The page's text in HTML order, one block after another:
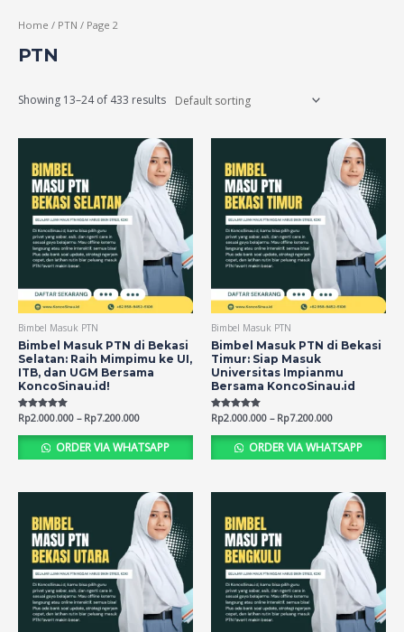
Home / PTN / Page 2
PTN
Showing 13–24 of 433 results
Bimbel Masuk PTN
Bimbel Masuk PTN di Bekasi
Selatan: Raih Mimpimu ke UI,
ITB, dan UGM Bersama
KoncoSinau.id!
Rated
5.00
out of 5
Rp2.000.000 – Rp7.200.000
ORDER VIA WHATSAPP
Bimbel Masuk PTN
Bimbel Masuk PTN di Bekasi
Timur: Siap Masuk
Universitas Impianmu
Bersama KoncoSinau.id
Rated
5.00
out of 5
Rp2.000.000 – Rp7.200.000
ORDER VIA WHATSAPP